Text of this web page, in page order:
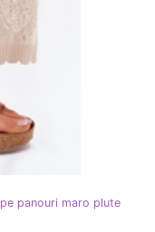
panouri maro plute